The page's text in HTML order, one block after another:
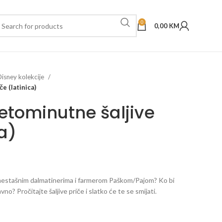
0 0,00 KM
kolekcije
(latinica)
šaljive
dalmatinerima i farmerom Paškom/Pajom? Ko bi
Pročitajte šaljive priče i slatko će te se smijati.